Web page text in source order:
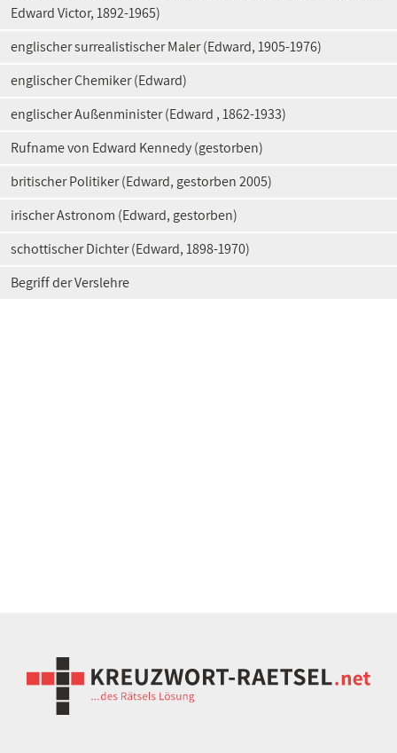
Edward Victor, 1892-1965)
englischer surrealistischer Maler (Edward, 1905-1976)
englischer Chemiker (Edward)
englischer Außenminister (Edward , 1862-1933)
Rufname von Edward Kennedy (gestorben)
britischer Politiker (Edward, gestorben 2005)
irischer Astronom (Edward, gestorben)
schottischer Dichter (Edward, 1898-1970)
Begriff der Verslehre